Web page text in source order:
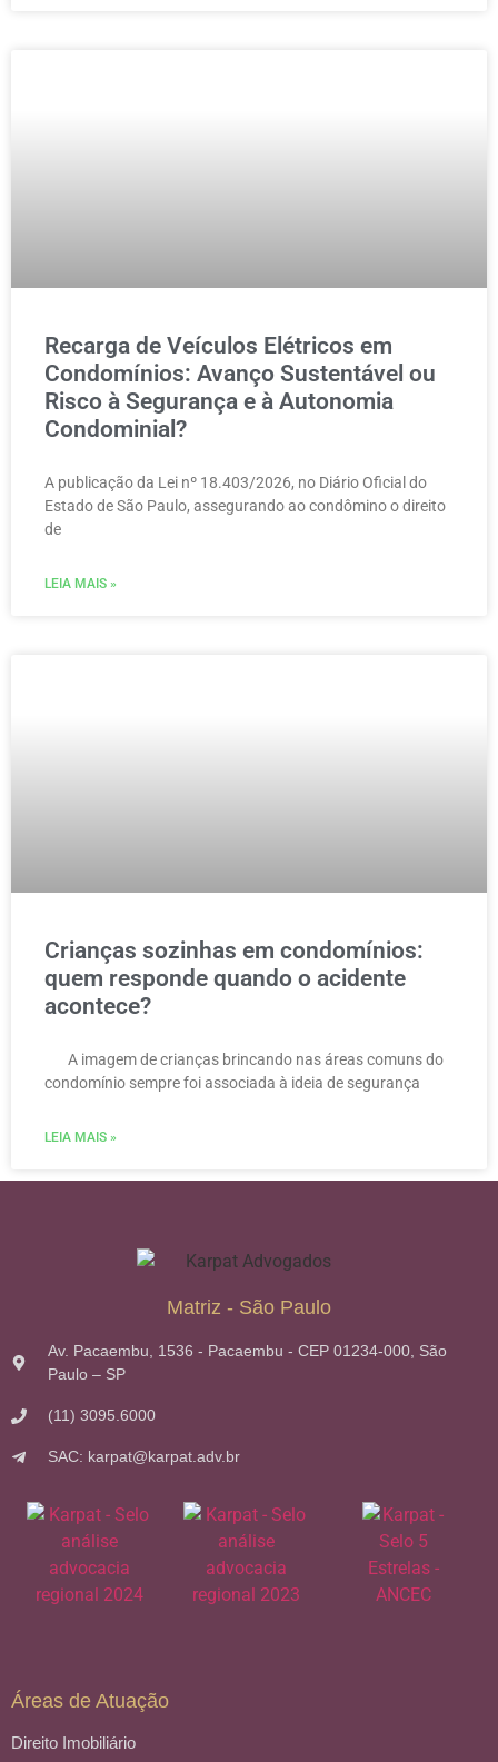
Recarga de Veículos Elétricos em
Condomínios: Avanço Sustentável ou
Risco à Segurança e à Autonomia
Condominial?
A publicação da Lei nº 18.403/2026, no Diário Oficial do
Estado de São Paulo, assegurando ao condômino o direito
de
LEIA MAIS »
Crianças sozinhas em condomínios:
quem responde quando o acidente
acontece?
A imagem de crianças brincando nas áreas comuns do
condomínio sempre foi associada à ideia de segurança
LEIA MAIS »
Matriz - São Paulo
Av. Pacaembu, 1536 - Pacaembu - CEP 01234-000, São
Paulo – SP
(11) 3095.6000
SAC: karpat@karpat.adv.br
Áreas de Atuação
Direito Imobiliário